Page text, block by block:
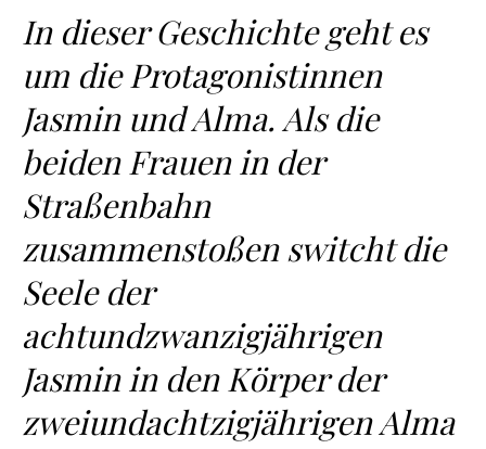
In dieser Geschichte geht es
um die Protagonistinnen
Jasmin und Alma. Als die
beiden Frauen in der
Straßenbahn
zusammenstoßen switcht die
Seele der
achtundzwanzigjährigen
Jasmin in den Körper der
zweiundachtzigjährigen Alma